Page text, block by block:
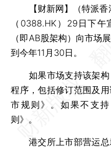
【财新网】（特派
（0388.HK）29日下午
（即AB股架构）向市场
到今年11月30日。
如果市场支持该架构
程序，包括修订范围及
市规则》。如果不支
则》。
港交所上市部营运总